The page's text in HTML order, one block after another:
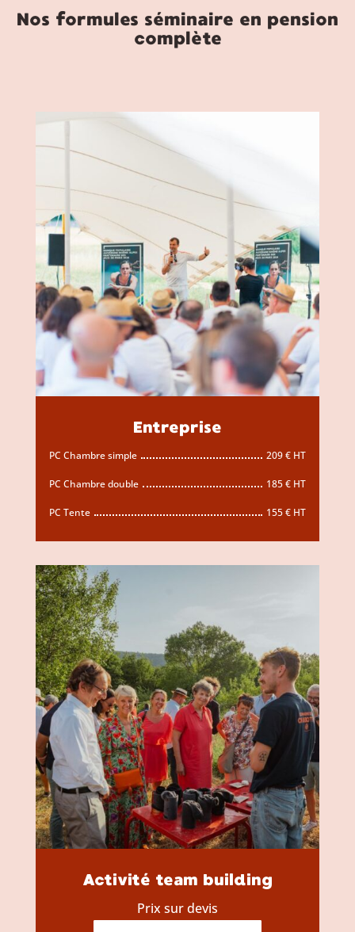
Nos formules séminaire en pension
complète
Entreprise
PC Chambre simple 209 € HT
PC Chambre double 185 € HT
PC Tente 155 € HT
Activité team building
Prix sur devis